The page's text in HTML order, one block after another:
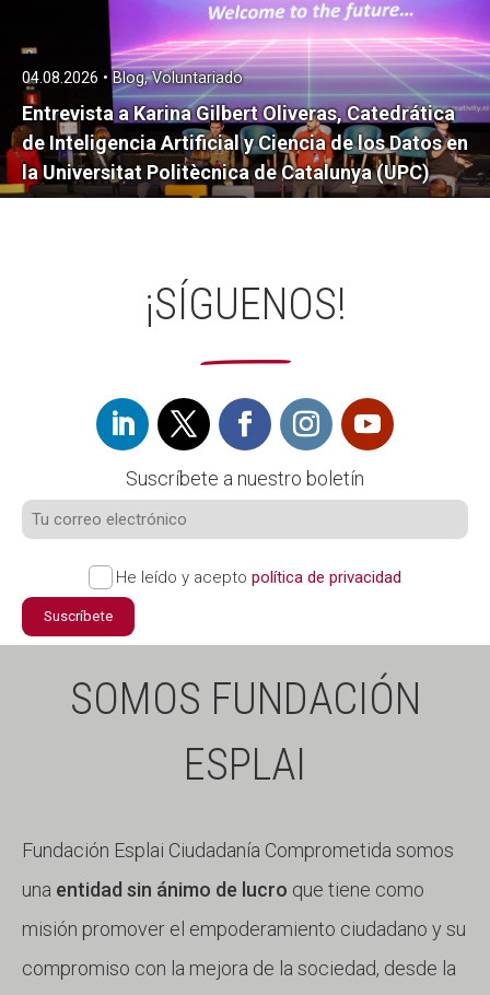
Entrevista a Karina Gilbert Oliveras, Catedrática
de Inteligencia Artificial y Ciencia de los Datos en
la Universitat Politècnica de Catalunya (UPC)
04.08.2026 • Blog, Voluntariado
¡SÍGUENOS!
Suscríbete a nuestro boletín
He leído y acepto política de privacidad
Suscríbete
SOMOS FUNDACIÓN
ESPLAI
Fundación Esplai Ciudadanía Comprometida somos
una entidad sin ánimo de lucro que tiene como
misión promover el empoderamiento ciudadano y su
compromiso con la mejora de la sociedad, desde la